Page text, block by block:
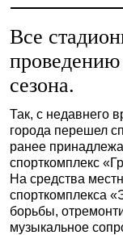
Все
проведению
сезона.
Так, с недавнего
города перешел
ранее
спорткомплекс
На средства
спорткомплекса
борьбы,
музыкальное